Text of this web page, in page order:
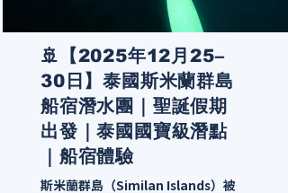
🚢【2025年12月25–
30日】泰國斯米蘭群島
船宿潛水團｜聖誕假期
出發｜泰國國寶級潛點
｜船宿體驗
斯米蘭群島（Similan Islands）被